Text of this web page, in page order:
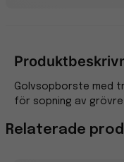
Relaterade
Golvsopborste med
för sopning av